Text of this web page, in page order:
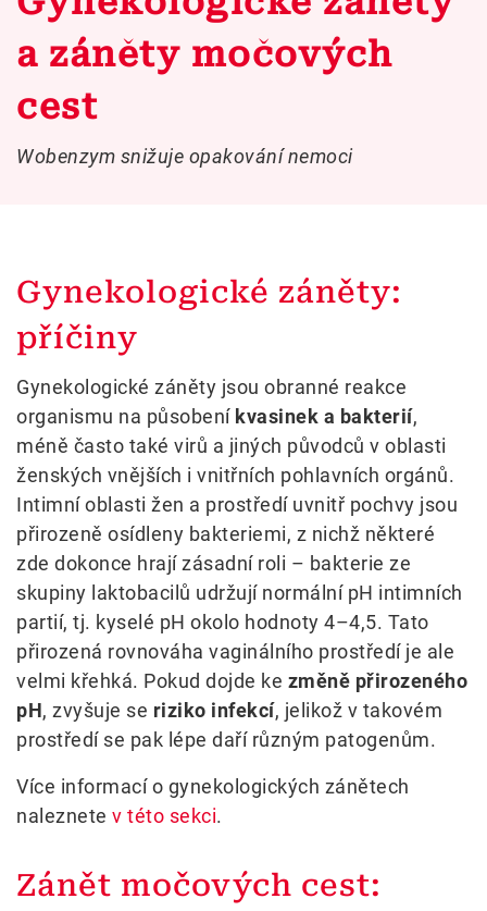
a záněty močových
cest
Wobenzym snižuje opakování nemoci
Gynekologické záněty:
příčiny
Gynekologické záněty jsou obranné reakce
organismu na působení kvasinek a bakterií,
méně často také virů a jiných původců v oblasti
ženských vnějších i vnitřních pohlavních orgánů.
Intimní oblasti žen a prostředí uvnitř pochvy jsou
přirozeně osídleny bakteriemi, z nichž některé
zde dokonce hrají zásadní roli – bakterie ze
skupiny laktobacilů udržují normální pH intimních
partií, tj. kyselé pH okolo hodnoty 4–4,5. Tato
přirozená rovnováha vaginálního prostředí je ale
velmi křehká. Pokud dojde ke změně přirozeného
pH, zvyšuje se riziko infekcí, jelikož v takovém
prostředí se pak lépe daří různým patogenům.
Více informací o gynekologických zánětech
naleznete v této sekci.
Zánět močových cest: